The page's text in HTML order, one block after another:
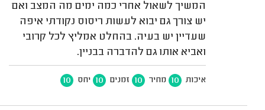
המשיך לשאול אחרי כמה ימים מה המצב ואם
יש צורך גם יבוא לעשות ריסוס נקודתי איפה
שעדיין יש בעיה. בהחלט אמליץ לכל קרובי
ואביא אותו גם להדברה בבניין.
איכות 10 מחיר 10 זמנים 10 יחס 10